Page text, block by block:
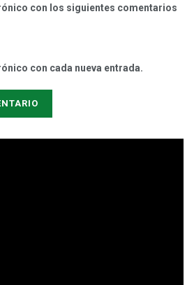
con los siguientes comentarios
con cada nueva entrada.